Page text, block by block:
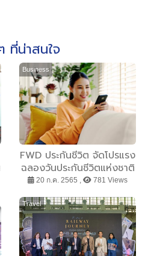
ที่น่าสนใจ
Business
FWD ประกันชีวิต จัดโปรแรง
ฉลองวันประกันชีวิตแห่งชาติ
ซื้อประกันมะเร็ง – โรคร้าย
ลดทันทีเบี้ยประกันปีแรก
20%
20 ก.ค. 2565 , 781 Views
Travel